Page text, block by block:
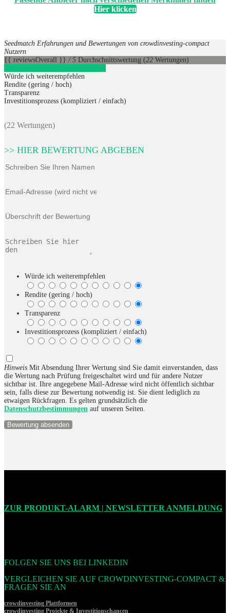
Hier klicken
Seedmatch Erfahrungen und Bewertungen von crowdinvesting-compact
Nutzern
{{ reviewsOverall }} / 5 Durchschnittswertung (22 Wertungen)
Würde ich weiterempfehlen
Rendite (gering / hoch)
Transparenz
Investitionsprozess (kompliziert / einfach)
(22 Wertungen)
>> HIER BEWERTUNG ABGEBEN
Würde ich weiterempfehlen
Rendite (gering / hoch)
Transparenz
Investitionsprozess (kompliziert / einfach)
Hinweis Mit Absendung Ihrer Wertung sind Sie damit einverstanden, dass
die Wertung nach Prüfung freigeschaltet wird und für andere Nutzer
sichtbar ist. Ihre angegebene Mail-Adresse wird nicht öffentlich sichtbar
sein, falls diese zur Bewertung notwendig ist. Sie dient lediglich zu
etwaigen Rückfragen. Es gelten grundsätzlich die
Datenschutzbestimmungen auf unseren Seiten.
ZUR PRODUKT-ALARM | NEWSLETTER ANMELDUNG
FOLGEN SIE UNS BEI LINKEDIN
VERGLEICHEN SIE AUF CROWDINVESTING-COMPACT &
FRAGEN SIE AN
crowdinvesting Plattformen
crowdinvesting Projekte & Investitionschancen